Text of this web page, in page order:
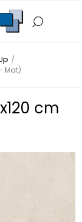
/
Mat)
cm